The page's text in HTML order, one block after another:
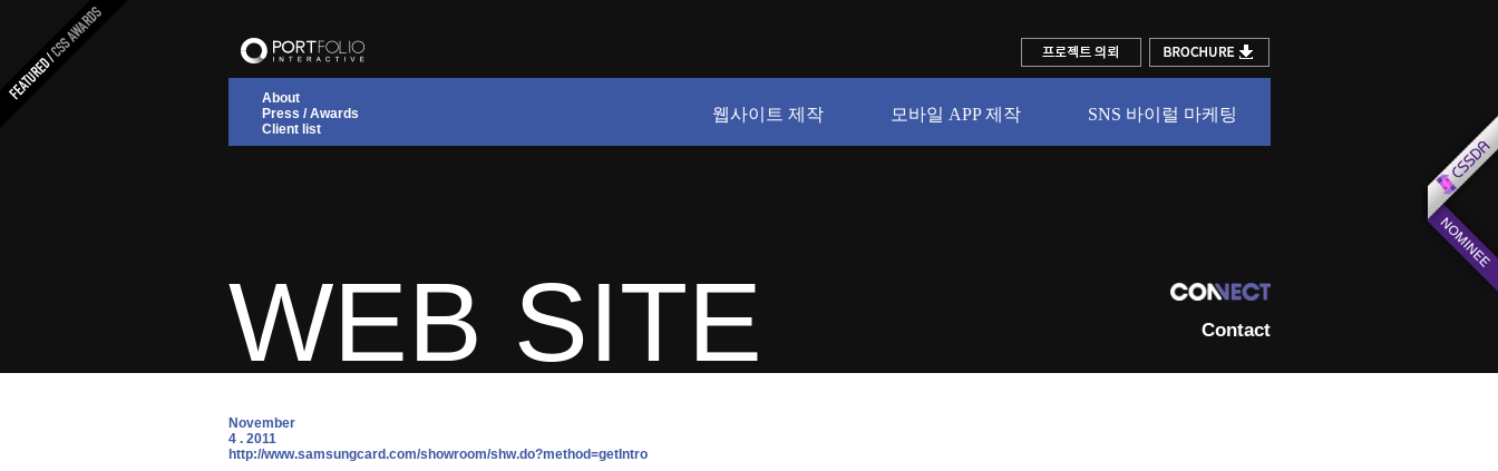
About
Press / Awards
Client list
웹사이트 제작 모바일 APP 제작 SNS 바이럴 마케팅
WEB SITE Contact
November
4 . 2011
http://www.samsungcard.com/showroom/shw.do?method=getIntro